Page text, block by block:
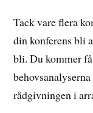
Tack vare flera
din konferens bli
bli. Du kommer
rådgivningen i